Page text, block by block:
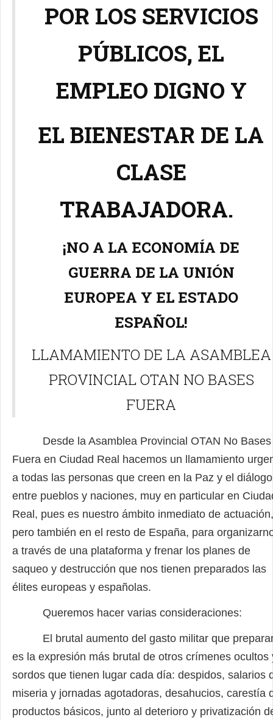
POR LOS SERVICIOS
PÚBLICOS, EL
EMPLEO DIGNO Y
EL BIENESTAR DE LA
CLASE
TRABAJADORA.
¡NO A LA ECONOMÍA DE
GUERRA DE LA UNIÓN
EUROPEA Y EL ESTADO
ESPAÑOL!
LLAMAMIENTO DE LA ASAMBLEA
PROVINCIAL OTAN NO BASES
FUERA
Desde la Asamblea Provincial OTAN No Bases
Fuera en Ciudad Real hacemos un llamamiento
a todas las personas que creen en la Paz y el diálogo
entre pueblos y naciones, muy en particular en
Real, pues es nuestro ámbito inmediato de actuación,
pero también en el resto de España, para
a través de una plataforma y frenar los planes de
saqueo y destrucción que nos tienen preparados las
élites europeas y españolas.
Queremos hacer varias consideraciones:
El brutal aumento del gasto militar que
es la expresión más brutal de otros crímenes ocultos
sordos que tienen lugar cada día: despidos, salarios
miseria y jornadas agotadoras, desahucios, carestía
productos básicos, junto al deterioro y privatización